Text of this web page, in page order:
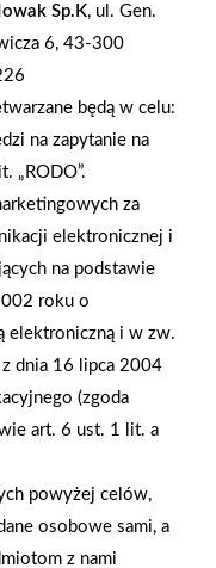
Co najważniejsze,
najbliższych dzięki
- Technologie
i coraz bardziej
kolejny etap
widoczne
bram wjazdowych
mogą porozumiewać
domu można
garażu czy
zyskać? Stały
świecie. Do obsługi
aplikacją sterującą.
dnia, w którym
otworzyć i zamknąć.
sterować dostępem
zapomni kluczy,
będzie chciał
Sp.K, ul. Gen.
6, 43-300
będą w celu:
na zapytanie na
„RODO”.
za
elektronicznej i
na podstawie
roku o
elektroniczną i w zw.
dnia 16 lipca 2004
(zgoda
art. 6 ust. 1 lit. a
powyżej celów,
osobowe sami, a
z nami